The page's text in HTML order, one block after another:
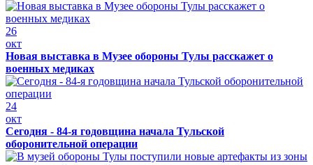
26
окт
Новая выставка в Музее обороны Тулы расскажет о
военных медиках
24
окт
Сегодня - 84-я годовщина начала Тульской
оборонительной операции